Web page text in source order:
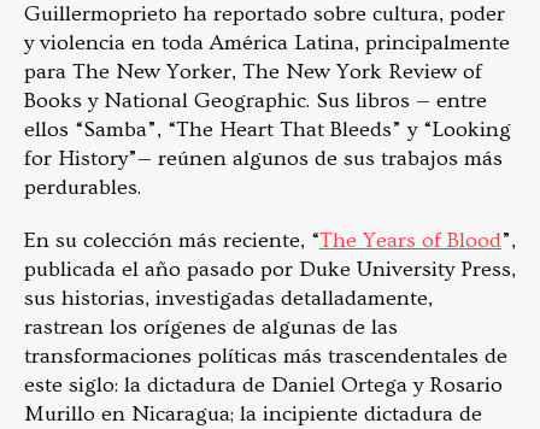
Guillermoprieto ha reportado sobre cultura, poder
y violencia en toda América Latina, principalmente
para The New Yorker, The New York Review of
Books y National Geographic. Sus libros — entre
ellos “Samba”, “The Heart That Bleeds” y “Looking
for History”— reúnen algunos de sus trabajos más
perdurables.
En su colección más reciente, “The Years of Blood”,
publicada el año pasado por Duke University Press,
sus historias, investigadas detalladamente,
rastrean los orígenes de algunas de las
transformaciones políticas más trascendentales de
este siglo: la dictadura de Daniel Ortega y Rosario
Murillo en Nicaragua; la incipiente dictadura de